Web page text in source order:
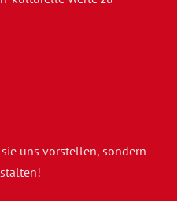
uns vorstellen, sondern